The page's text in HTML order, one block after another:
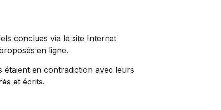
conclues via le site Internet
en ligne.
étaient en contradiction avec leurs
et écrits.